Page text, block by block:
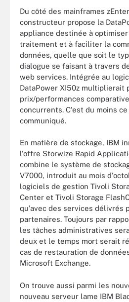
Du côté des mainframes
constructeur propose la
appliance destinée à
traitement et à faciliter la
données, quelle que soit le
dialogue se faisant à travers
web services. Intégrée au
DataPower XI50z multiplierait
prix/performances
concurrents. C'est du moins
communiqué.
En matière de stockage, IBM
l'offre Storwize Rapid
combine le système de
V7000, introduit au mois
logiciels de gestion Tivoli
Center et Tivoli Storage
qu'avec des services délivrés
partenaires. Toujours par
les tâches administratives
deux et le temps mort serait
cas de restauration de
Microsoft Exchange.
On trouve aussi parmi les
nouveau serveur lame IBM